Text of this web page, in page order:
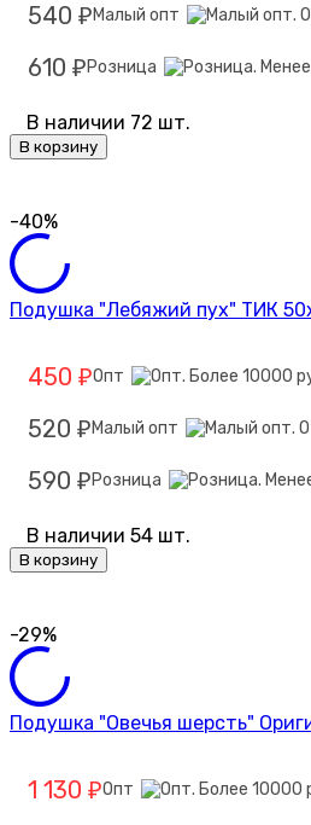
540 ₽ Малый опт
610 ₽ Розница
В наличии 72 шт.
В корзину
-40%
Подушка "Лебяжий пух" ТИК
450 ₽Опт
520 ₽ Малый опт
590 ₽ Розница
В наличии 54 шт.
В корзину
-29%
Подушка "Овечья шерсть"
1 130 ₽Опт